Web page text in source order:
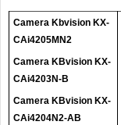
Camera Kbvision KX-
CAi4205MN2
Camera KBvision KX-
CAi4203N-B
Camera KBvision KX-
CAi4204N2-AB